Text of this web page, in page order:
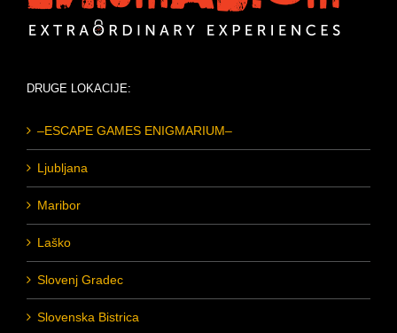
DRUGE LOKACIJE:
–ESCAPE GAMES ENIGMARIUM–
Ljubljana
Maribor
Laško
Slovenj Gradec
Slovenska Bistrica